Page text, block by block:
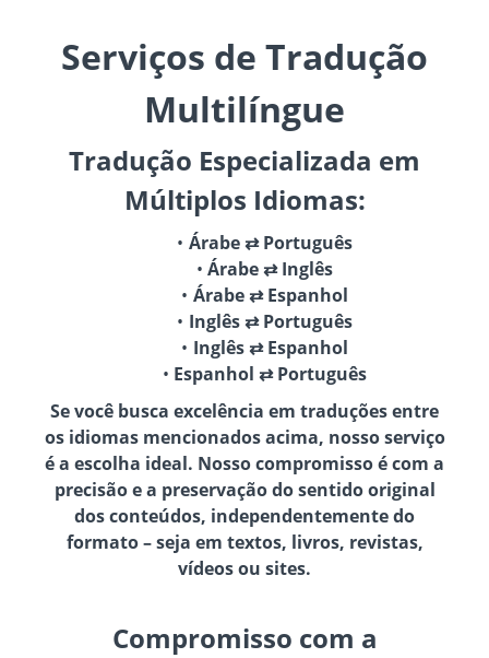
Serviços de Tradução
Multilíngue
Tradução Especializada em
Múltiplos Idiomas:
Árabe ⇄ Português
Árabe ⇄ Inglês
Árabe ⇄ Espanhol
Inglês ⇄ Português
Inglês ⇄ Espanhol
Espanhol ⇄ Português
Se você busca excelência em traduções entre
os idiomas mencionados acima, nosso serviço
é a escolha ideal. Nosso compromisso é com a
precisão e a preservação do sentido original
dos conteúdos, independentemente do
formato – seja em textos, livros, revistas,
vídeos ou sites.
Compromisso com a